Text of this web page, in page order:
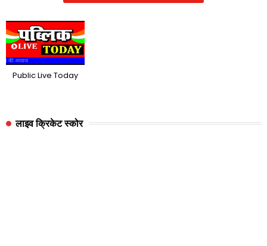
Public Live Today
लाइव क्रिकेट स्कोर